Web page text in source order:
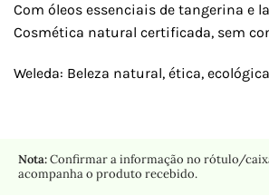
Com óleos essenciais de tangerina e
Cosmética natural certificada, sem
Weleda: Beleza natural, ética,
Nota:Confirmar a informação no rótulo/
acompanha o produto recebido.